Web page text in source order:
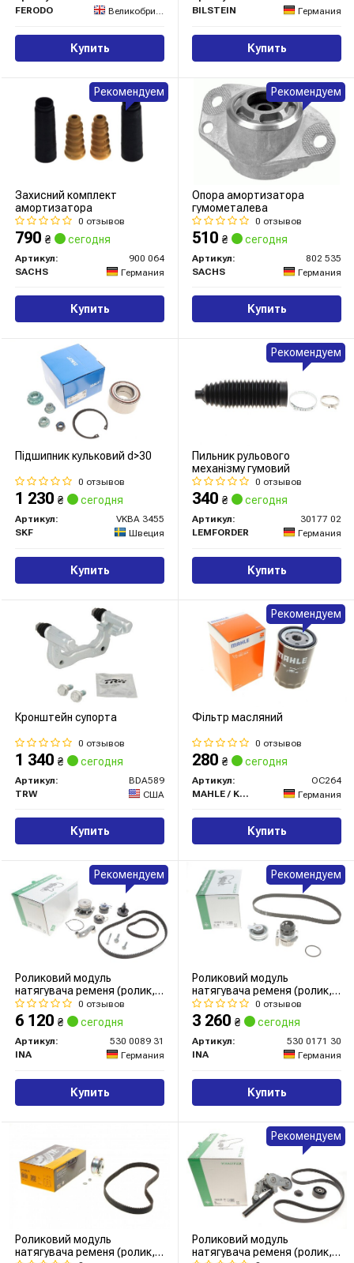
FERODO
Великобритания
Купить
BILSTEIN
Германия
Купить
Захисний комплект
амортизатора
0 отзывов
790 ₴ сегодня
Артикул:
900 064
SACHS
Германия
Купить
Рекомендуем
Опора амортизатора
гумометалева
0 отзывов
510 ₴ сегодня
Артикул:
802 535
SACHS
Германия
Купить
Рекомендуем
Підшипник кульковий d>30
0 отзывов
1 230 ₴ сегодня
Артикул:
VKBA 3455
SKF
Швеция
Купить
Пильник рульового
механізму гумовий
0 отзывов
340 ₴ сегодня
Артикул:
30177 02
LEMFORDER
Германия
Купить
Рекомендуем
Кронштейн супорта
0 отзывов
1 340 ₴ сегодня
Артикул:
BDA589
TRW
США
Купить
Фільтр масляний
0 отзывов
280 ₴ сегодня
Артикул:
OC264
MAHLE / KNECHT
Германия
Купить
Рекомендуем
Роликовий модуль
натягувача ременя (ролик,
ремінь, помпа)0 отзывов
6 120 ₴ сегодня
Артикул:
530 0089 31
INA
Германия
Купить
Рекомендуем
Роликовий модуль
натягувача ременя (ролик,
ремінь, помпа)0 отзывов
3 260 ₴ сегодня
Артикул:
530 0171 30
INA
Германия
Купить
Рекомендуем
Роликовий модуль
натягувача ременя (ролик,
Роликовий модуль
натягувача ременя (ролик,
Рекомендуем